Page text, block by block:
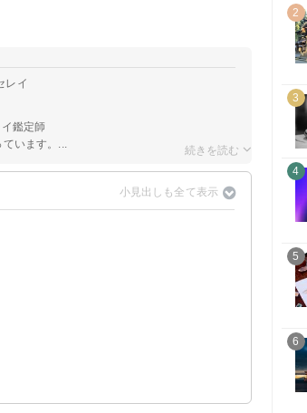
レイ
鑑定師
います。...
2
3
4
5
6